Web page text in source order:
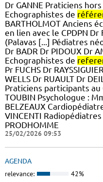
Dr GANNE Praticiens
Echographistes de
BARTHOLMOT Anciens
en lien avec le CPDPN
(Palavas [...] Pédiatres
Dr BADR Dr PIDOUX Dr
Echographistes de
Pr FUCHS Dr
WELLS Dr RUAULT Dr
Praticiens participants au
TOUBIN Psychologue :
BELZEAUX
VINCENTI Radiopédiatres
PRODHOMME
25/02/2026 09:53
AGENDA
relevance: 42%